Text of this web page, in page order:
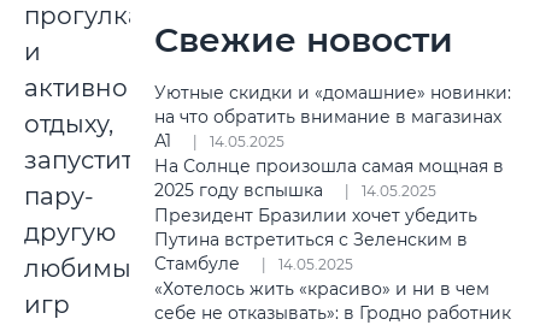
прогулкам
и
активному
отдыху,
запустить
пару-
другую
любимых
игр
Свежие новости
Уютные скидки и «домашние» новинки:
на что обратить внимание в магазинах
А1
14.05.2025
На Солнце произошла самая мощная в
2025 году вспышка
14.05.2025
Президент Бразилии хочет убедить
Путина встретиться с Зеленским в
Стамбуле
14.05.2025
«Хотелось жить «красиво» и ни в чем
себе не отказывать»: в Гродно работник